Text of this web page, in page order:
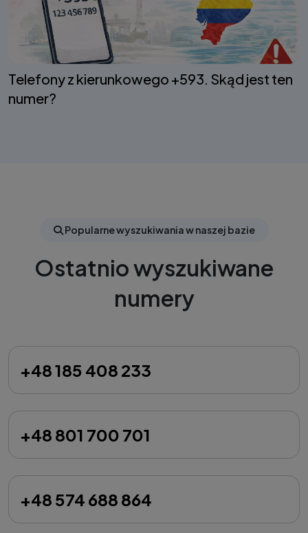
Telefony z kierunkowego +593. Skąd jest ten
numer?
Popularne wyszukiwania w naszej bazie
Ostatnio wyszukiwane
numery
+48 185 408 233
+48 801 700 701
+48 574 688 864